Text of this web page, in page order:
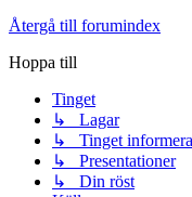
Återgå till forumindex
Hoppa till
Tinget
↳ Lagar
↳ Tinget
↳ Presentationer
↳ Din röst